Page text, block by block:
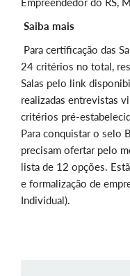
Saiba mais
Para certificação das
24 critérios no total,
Salas pelo link
realizadas entrevistas
critérios pré-
Para conquistar o selo
precisam ofertar pelo
lista de 12 opções.
e formalização de
Individual).